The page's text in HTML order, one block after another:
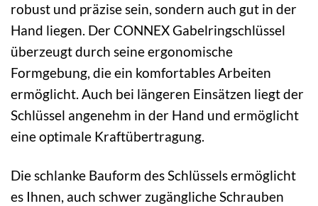
robust und präzise sein, sondern auch gut in der
Hand liegen. Der CONNEX Gabelringschlüssel
überzeugt durch seine ergonomische
Formgebung, die ein komfortables Arbeiten
ermöglicht. Auch bei längeren Einsätzen liegt der
Schlüssel angenehm in der Hand und ermöglicht
eine optimale Kraftübertragung.
Die schlanke Bauform des Schlüssels ermöglicht
es Ihnen, auch schwer zugängliche Schrauben